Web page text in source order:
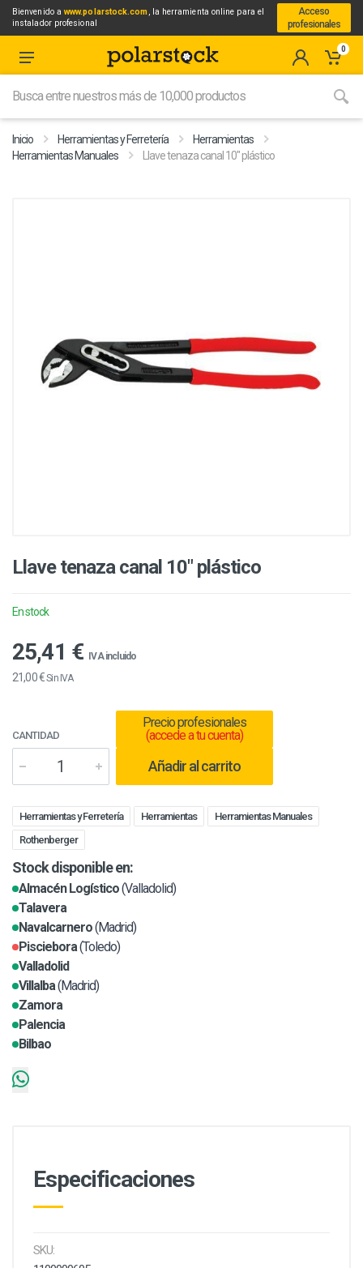
Bienvenido awww.polarstock.com, la herramienta online para el
instalador profesional
Acceso
profesionales
0
Inicio Herramientas y Ferretería
Herramientas
Herramientas Manuales
Llave tenaza canal 10" plástico
Llave tenaza canal 10" plástico
En stock
25,41 € IVA incluido
21,00 €Sin IVA
CANTIDAD
Precio profesionales
(accede a tu cuenta)
Añadir al carrito
Herramientas y Ferretería Herramientas
Herramientas Manuales
Rothenberger
Stock disponible en:
Almacén Logístico(Valladolid)
Talavera
Navalcarnero(Madrid)
Pisciebora(Toledo)
Valladolid
Villalba(Madrid)
Zamora
Palencia
Bilbao
Especificaciones
SKU: